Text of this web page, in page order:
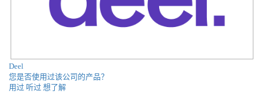
Deel
您是否使用过该公司的产品？
用过 听过 想了解